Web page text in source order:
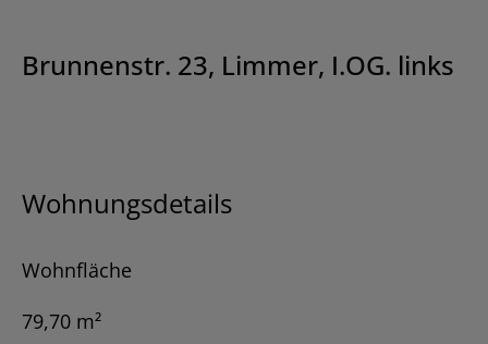
Brunnenstr. 23, Limmer, I.OG. links
Wohnungsdetails
Wohnfläche
79,70 m²